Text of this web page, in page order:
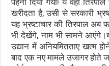
पहना दिया गया! ये वही
खरीदता है, उसी से सरकारी
यह भ्रष्टाचार की तिरपाल
भी देखेंगे, नाम भी सामने
उद्यान में अनियमितताए खत्म
बाद एक नए मामले उजागर होते